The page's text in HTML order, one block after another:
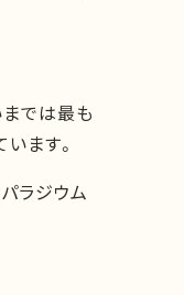
では最も
ます。
ラジウム